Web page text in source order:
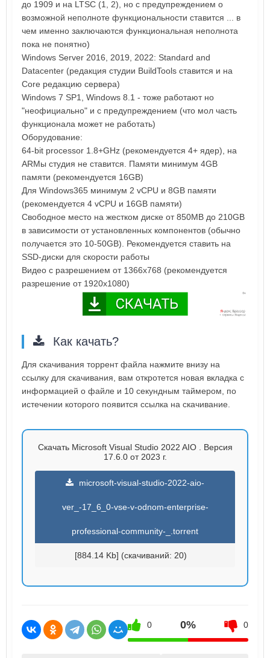
до 1909 и на LTSC (1, 2), но с предупреждением о
возможной неполноте функциональности ставится ... в
чем именно заключаются функциональная неполнота
пока не понятно)
Windows Server 2016, 2019, 2022: Standard and
Datacenter (редакция студии BuildTools ставится и на
Core редакцию сервера)
Windows 7 SP1, Windows 8.1 - тоже работают но
"неофициально" и с предупреждением (что мол часть
функционала может не работать)
Оборудование:
64-bit processor 1.8+GHz (рекомендуется 4+ ядер), на
ARMы студия не ставится. Памяти минимум 4GB
памяти (рекомендуется 16GB)
Для Windows365 минимум 2 vCPU и 8GB памяти
(рекомендуется 4 vCPU и 16GB памяти)
Свободное место на жестком диске от 850MB до 210GB
в зависимости от установленных компонентов (обычно
получается это 10-50GB). Рекомендуется ставить на
SSD-диски для скорости работы
Видео с разрешением от 1366x768 (рекомендуется
разрешение от 1920x1080)
Как качать?
Для скачивания торрент файла нажмите внизу на
ссылку для скачивания, вам откротется новая вкладка с
информацией о файле и 10 секундным таймером, по
истечении которого появится ссылка на скачивание.
Скачать Microsoft Visual Studio 2022 AIO . Версия
17.6.0 от 2023 г.
microsoft-visual-studio-2022-aio-
ver_-17_6_0-vse-v-odnom-enterprise-
professional-community-_.torrent
[884.14 Kb] (cкачиваний: 20)
0 0% 0